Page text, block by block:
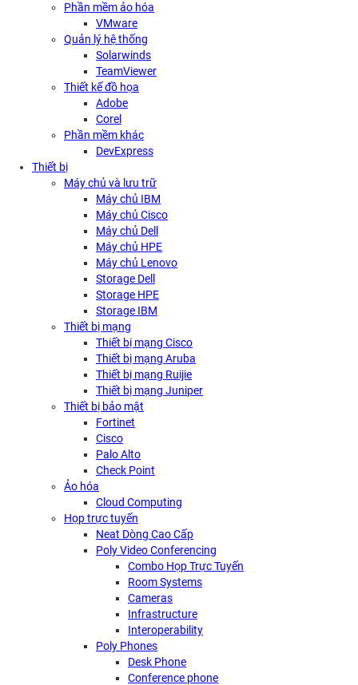
Phần mềm ảo hóa
VMware
Quản lý hệ thống
Solarwinds
TeamViewer
Thiết kế đồ họa
Adobe
Corel
Phần mềm khác
DevExpress
Thiết bị
Máy chủ và lưu trữ
Máy chủ IBM
Máy chủ Cisco
Máy chủ Dell
Máy chủ HPE
Máy chủ Lenovo
Storage Dell
Storage HPE
Storage IBM
Thiết bị mạng
Thiết bị mạng Cisco
Thiết bị mạng Aruba
Thiết bị mạng Ruijie
Thiết bị mạng Juniper
Thiết bị bảo mật
Fortinet
Cisco
Palo Alto
Check Point
Ảo hóa
Cloud Computing
Họp trực tuyến
Neat Dòng Cao Cấp
Poly Video Conferencing
Combo Họp Trực Tuyến
Room Systems
Cameras
Infrastructure
Interoperability
Poly Phones
Desk Phone
Conference phone